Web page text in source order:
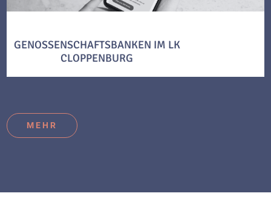
GENOSSENSCHAFTSBANKEN IM LK
CLOPPENBURG
MEHR